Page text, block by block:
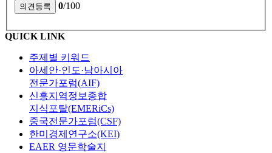
0/100
QUICK LINK
주제별 키워드
아세안·인도·남아시아
전문가포럼(AIF)
신흥지역정보종합
지식포탈(EMERiCs)
중국전문가포럼(CSF)
한미경제연구소(KEI)
EAER 영문학술지